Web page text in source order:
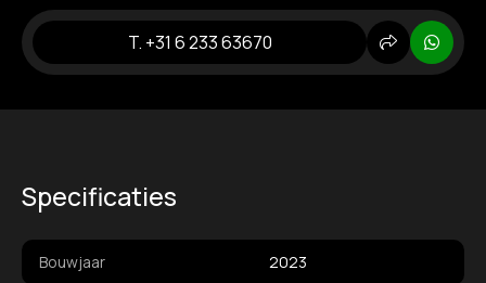
T. +31 6 233 63670
Delen
Specificaties
Bouwjaar 2023